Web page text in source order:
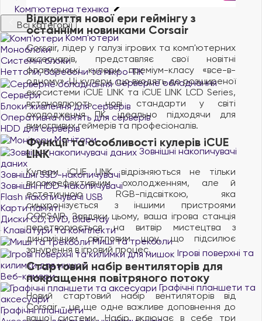
Комп'ютерна техніка
Всі категорії
Комп'ютери
Моноблоки
Системні блоки
Неттопи, баребони та мікро-ПК
Серверне обладнання
Сервери
Блоки живлення для серверів
Оперативна пам`ять для серверів
HDD для серверів
Монітори
Зовнішні накопичувачі
даних
Зовнішні SSD-накопичувачі
Зовнішні HDD-накопичувачі
Flash накопичувачі USB
Карти пам'яті
Диски CD, DVD, Blue-ray
Клавіатури та комплекти
Миші та трекболи
Ігрові поверхні та
килимки для мишок
Веб-камери
Графічні планшети та
аксесуари
Графічні планшети
Відкриття нової ери геймінгу з
останніми новинками Corsair
Corsair, лідер у галузі ігрових та комп'ютерних
аксесуарів, представляє свої новітні
флагманські кулери преміум-класу «все-в-
одному». Ці кулери, що входять до розширеної
екосистеми iCUE LINK та iCUE LINK LCD Series,
встановлюють нові стандарти у світі
охолодження ПК, ідеально підходячи для
вимогливих геймерів та професіоналів.
Функції та особливості кулерів iCUE
LINK
Кулери iCUE LINK відрізняються не тільки
високоефективним охолодженням, але й
естетичною RGB-підсвіткою, яка
синхронізується з іншими пристроями
CORSAIR. Завдяки цьому, ваша ігрова станція
перетворюється на витвір мистецтва з
динамічним світловим шоу, що підсилює
занурення в ігровий процес.
Стартовий набір вентиляторів для
покращення повітряного потоку
Новий стартовий набір вентиляторів від
Corsair - це ще одне важливе доповнення до
вашої системи. Набір включає в себе три